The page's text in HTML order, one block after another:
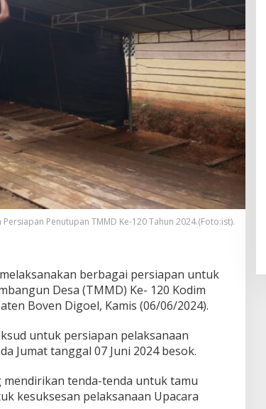
Penutupan TMMD Ke-120 Tahun 2024.(Foto:ist).
berbagai persiapan untuk
Desa (TMMD) Ke- 120 Kodim
Boven Digoel, Kamis (06/06/2024).
untuk persiapan pelaksanaan
Jumat tanggal 07 Juni 2024 besok.
tenda-tenda untuk tamu
kesuksesan pelaksanaan Upacara